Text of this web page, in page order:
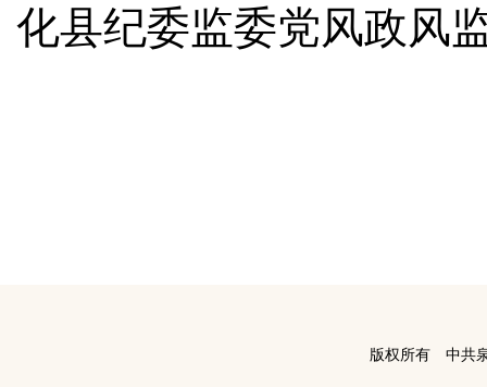
化县纪委监委党风政风
版权所有 中共